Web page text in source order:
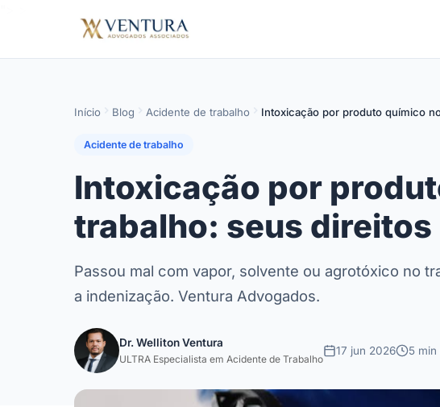
Início Blog Acidente de trabalho Intoxicação por produto químico
Acidente de trabalho
Intoxicação por
trabalho: seus direitos
Passou mal com vapor, solvente ou agrotóxico no
a indenização. Ventura Advogados.
Dr. Welliton Ventura
ULTRA Especialista em Acidente de Trabalho
17 jun 2026 5 min